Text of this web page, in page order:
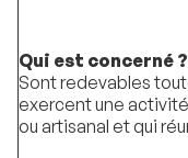
Qui est concerné ?
Sont redevables
exercent une
ou artisanal et qui